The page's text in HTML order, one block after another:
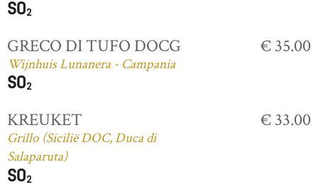
GRECO DI TUFO DOCG
Wijnhuis Lunanera - Campania
€ 35.00
KREUKET
Grillo (Sicilië DOC, Duca di
Salaparuta)
€ 33.00